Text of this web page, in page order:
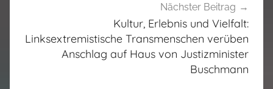
Nächster Beitrag
Kultur, Erlebnis und Vielfalt:
Linksextremistische Transmenschen verüben
Anschlag auf Haus von Justizminister
Buschmann